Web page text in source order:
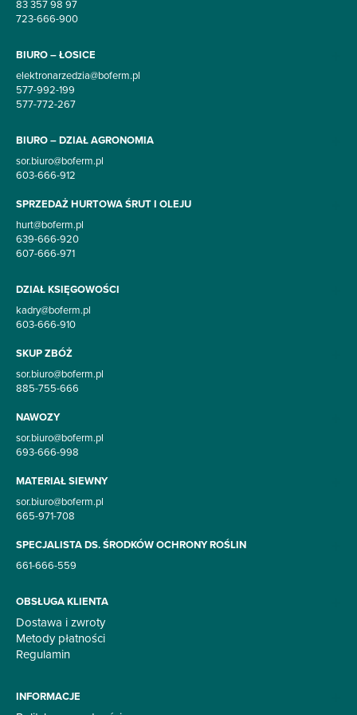
83 357 98 97
723-666-900
BIURO – ŁOSICE
elektronarzedzia@boferm.pl
577-992-199
577-772-267
BIURO – DZIAŁ AGRONOMIA
sor.biuro@boferm.pl
603-666-912
SPRZEDAŻ HURTOWA ŚRUT I OLEJU
hurt@boferm.pl
639-666-920
607-666-971
DZIAŁ KSIĘGOWOŚCI
kadry@boferm.pl
603-666-910
SKUP ZBÓŻ
sor.biuro@boferm.pl
885-755-666
NAWOZY
sor.biuro@boferm.pl
693-666-998
MATERIAŁ SIEWNY
sor.biuro@boferm.pl
665-971-708
SPECJALISTA DS. ŚRODKÓW OCHRONY ROŚLIN
661-666-559
OBSŁUGA KLIENTA
Dostawa i zwroty
Metody płatności
Regulamin
INFORMACJE